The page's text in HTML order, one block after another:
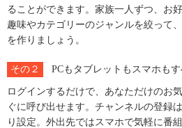
ることができます。家族一人ずつ、お
趣味やカテゴリーのジャンルを絞って
を作りましょう。
その２ PCもタブレットもスマホもす
ログインするだけで、あなただけのお
ぐに呼び出せます。チャンネルの登録
り設定。外出先ではスマホで気軽に番